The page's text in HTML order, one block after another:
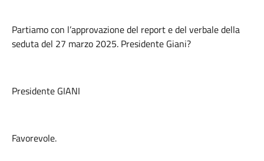
Partiamo con l’approvazione del report e del verbale della
seduta del 27 marzo 2025. Presidente Giani?
Presidente GIANI
Favorevole.